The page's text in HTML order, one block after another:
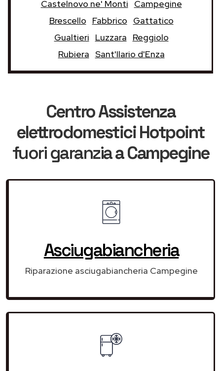
Castelnovo ne' Monti
Campegine
Brescello
Fabbrico
Gattatico
Gualtieri
Luzzara
Reggiolo
Rubiera Sant'Ilario d'Enza
Centro Assistenza
elettrodomestici Hotpoint
fuori garanziaa Campegine
Asciugabiancheria
Riparazione asciugabiancheria Campegine